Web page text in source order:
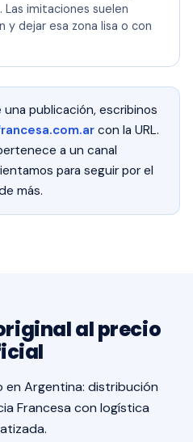
imitaciones suelen
y dejar esa zona lisa o con
publicación, escribinos
con la URL.
a un canal
para seguir por el
más.
al precio
en Argentina: distribución
Francesa con logística